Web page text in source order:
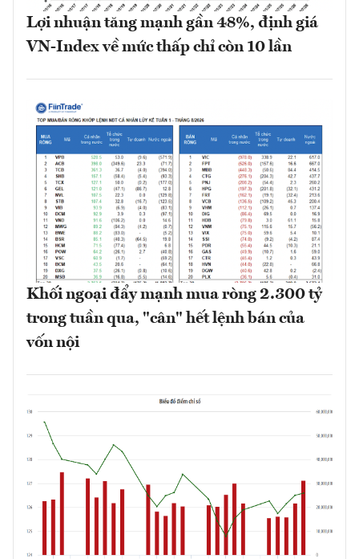
Lợi nhuận tăng mạnh gần 48%, định giá
VN-Index về mức thấp chỉ còn 10 lần
Khối ngoại đẩy mạnh mua ròng 2.300 tỷ
trong tuần qua, "cân" hết lệnh bán của
vốn nội